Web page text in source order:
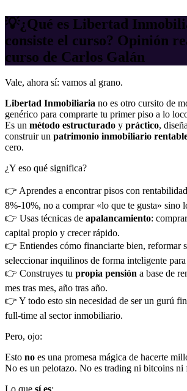
💡¿Qué es Libertad
consiste el curso? Opinión
curso de Carlos Galán
Vale, ahora sí: vamos al grano.
Libertad Inmobiliaria no es otro cursito de
genérico para comprarte tu primer piso a lo
Es un método estructurado y práctico,
construir un patrimonio inmobiliario
cero.
¿Y eso qué significa?
👉 Aprendes a encontrar pisos con
8%-10%, no a comprar «lo que te gusta» sino
👉 Usas técnicas de apalancamiento:
capital propio y crecer rápido.
👉 Entiendes cómo financiarte bien, reformar
seleccionar inquilinos de forma inteligente
👉 Construyes tu propia pensión a base de
mes tras mes, año tras año.
👉 Y todo esto sin necesidad de ser un gurú
full-time al sector inmobiliario.
Pero, ojo:
Esto no es una promesa mágica de hacerte
No es un pelotazo. No es trading ni bitcoins ni